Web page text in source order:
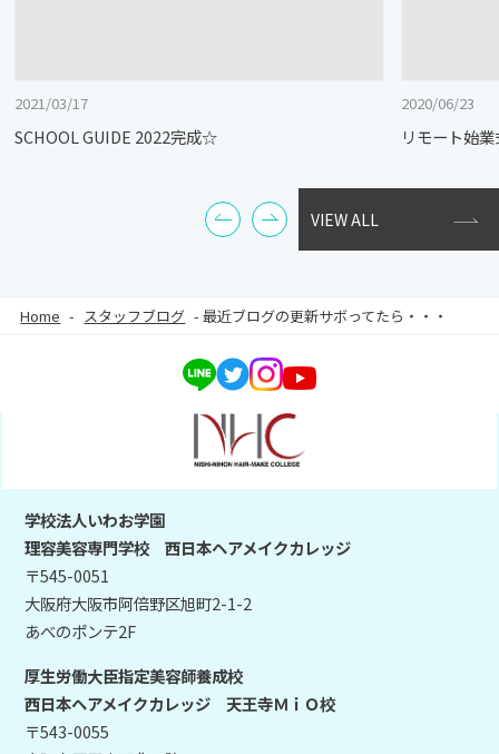
2021/03/17
SCHOOL GUIDE 2022完成☆
2020/06/23
リモート始
VIEW ALL
Home - スタッフブログ -最近ブログの更新サボってたら・・・
学校法人いわお学園
理容美容専門学校 西日本ヘアメイクカレッジ
〒545-0051
大阪府大阪市阿倍野区旭町2-1-2
あべのポンテ2F
厚生労働大臣指定美容師養成校
西日本ヘアメイクカレッジ 天王寺ＭｉＯ校
〒543-0055